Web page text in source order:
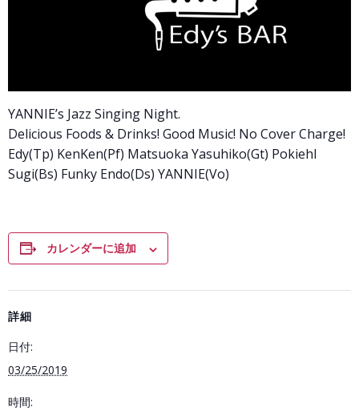
YANNIE’s Jazz Singing Night.
Delicious Foods & Drinks! Good Music! No Cover Charge!
Edy(Tp) KenKen(Pf) Matsuoka Yasuhiko(Gt) Pokiehl
Sugi(Bs) Funky Endo(Ds) YANNIE(Vo)
カレンダーに追加
詳細
日付:
03/25/2019
時間: